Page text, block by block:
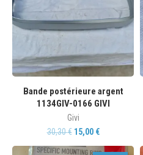
Bande postérieure argent
1134GIV-0166 GIVI
Givi
30,30€ 15,00 €